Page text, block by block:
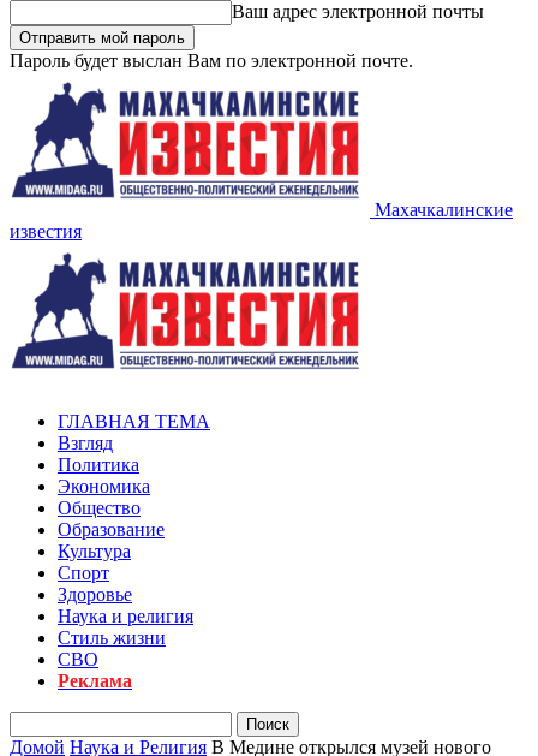
Ваш адрес электронной почты
Пароль будет выслан Вам по электронной почте.
Махачкалинские
известия
ГЛАВНАЯ ТЕМА
Взгляд
Политика
Экономика
Общество
Образование
Культура
Спорт
Здоровье
Наука и религия
Стиль жизни
СВО
Реклама
Домой Наука и Религия В Медине открылся музей нового